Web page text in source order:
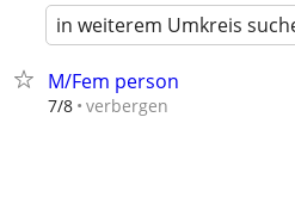
in weiterem Umkreis
M/Fem person
7/8 verbergen